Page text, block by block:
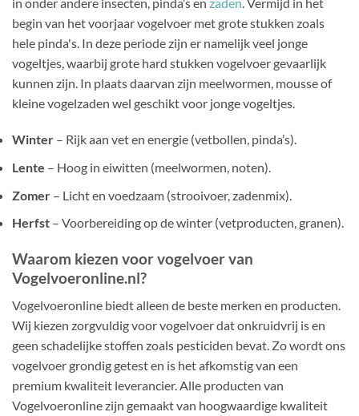
begin van het voorjaar vogelvoer met grote stukken zoals
hele pinda's. In deze periode zijn er namelijk veel jonge
vogeltjes, waarbij grote hard stukken vogelvoer gevaarlijk
kunnen zijn. In plaats daarvan zijn meelwormen, mousse of
kleine vogelzaden wel geschikt voor jonge vogeltjes.
Winter – Rijk aan vet en energie (vetbollen, pinda’s).
Lente – Hoog in eiwitten (meelwormen, noten).
Zomer – Licht en voedzaam (strooivoer, zadenmix).
Herfst – Voorbereiding op de winter (vetproducten, granen).
Waarom kiezen voor vogelvoer van
Vogelvoeronline.nl?
Vogelvoeronline biedt alleen de beste merken en producten.
Wij kiezen zorgvuldig voor vogelvoer dat onkruidvrij is en
geen schadelijke stoffen zoals pesticiden bevat. Zo wordt ons
vogelvoer grondig getest en is het afkomstig van een
premium kwaliteit leverancier. Alle producten van
Vogelvoeronline zijn gemaakt van hoogwaardige kwaliteit